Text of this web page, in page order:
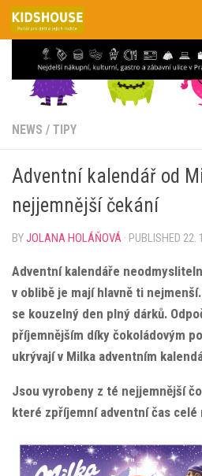
Skip to content
NEWS / TIPY
Adventní kalendář od
nejjemnější čekání
BYJOLANA HOLÁŇOVÁ · PUBLISHED 22.
Adventní kalendáře
v oblibě je mají hlavně ti
se kouzelný den plný dárků.
příjemnějším díky čokoládovým
ukrývají v Milka adventním
Jsou vyrobeny z té nejjemnější
které zpříjemní adventní čas celé